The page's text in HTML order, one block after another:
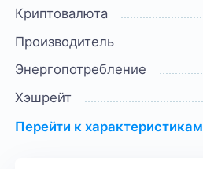
Криптовалюта
Производитель
Энергопотребление
Хэшрейт
Перейти к характеристикам